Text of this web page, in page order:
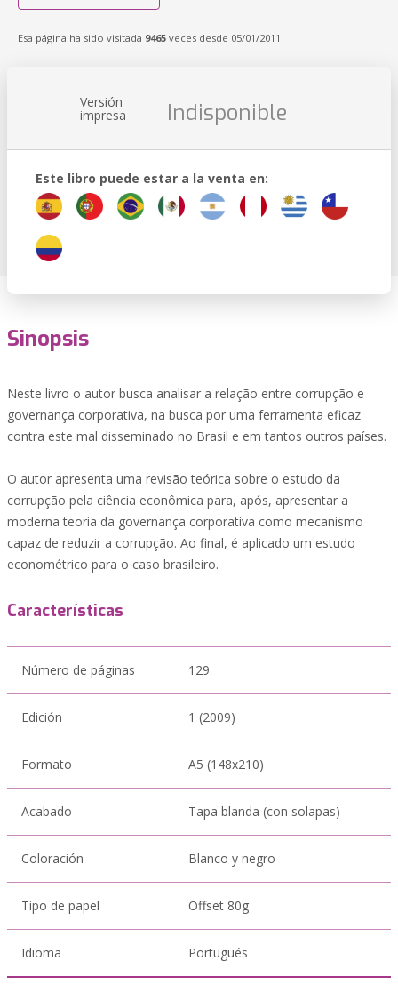
Esa página ha sido visitada 9465 veces desde 05/01/2011
Versión
impresa Indisponible
Este libro puede estar a la venta en:
Sinopsis
Neste livro o autor busca analisar a relação entre corrupção e
governança corporativa, na busca por uma ferramenta eficaz
contra este mal disseminado no Brasil e em tantos outros países.
O autor apresenta uma revisão teórica sobre o estudo da
corrupção pela ciência econômica para, após, apresentar a
moderna teoria da governança corporativa como mecanismo
capaz de reduzir a corrupção. Ao final, é aplicado um estudo
econométrico para o caso brasileiro.
Características
Número de páginas 129
Edición 1 (2009)
Formato A5 (148x210)
Acabado Tapa blanda (con solapas)
Coloración Blanco y negro
Tipo de papel Offset 80g
Idioma Portugués